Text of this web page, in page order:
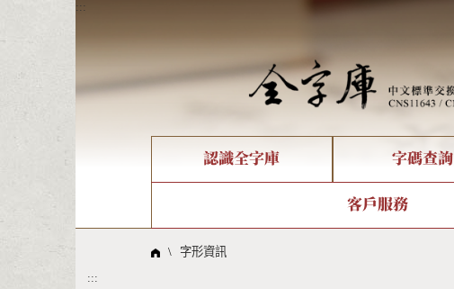
:::
認識全字庫
全字庫現況
線上教學
字碼查詢
部件查詢
倉頡查詢
造字解決方案
字形下載
客戶服務
問題集
\ 字形資訊
:::